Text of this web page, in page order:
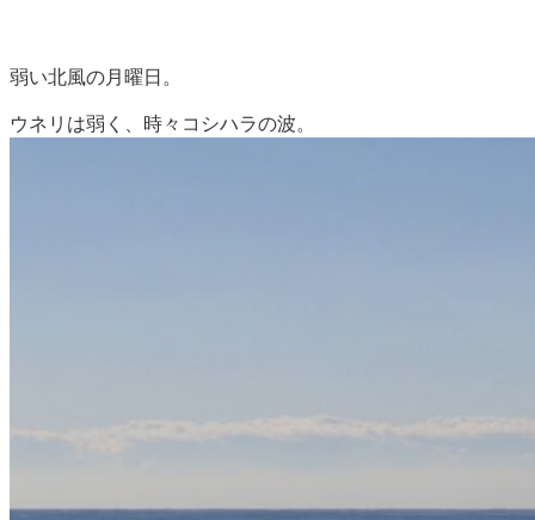
弱い北風の月曜日。
ウネリは弱く、時々コシハラの波。